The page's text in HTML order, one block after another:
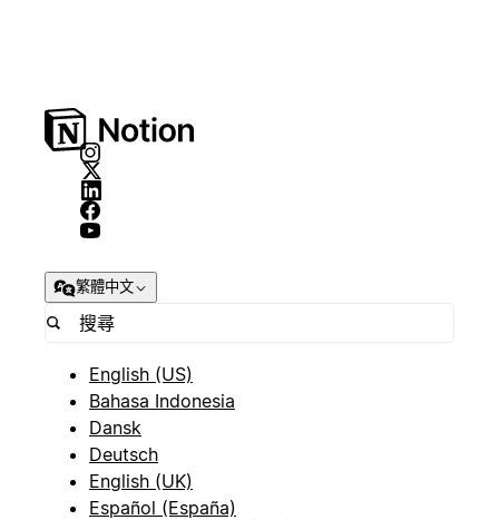
繁體中文
English (US)
Bahasa Indonesia
Dansk
Deutsch
English (UK)
Español (España)